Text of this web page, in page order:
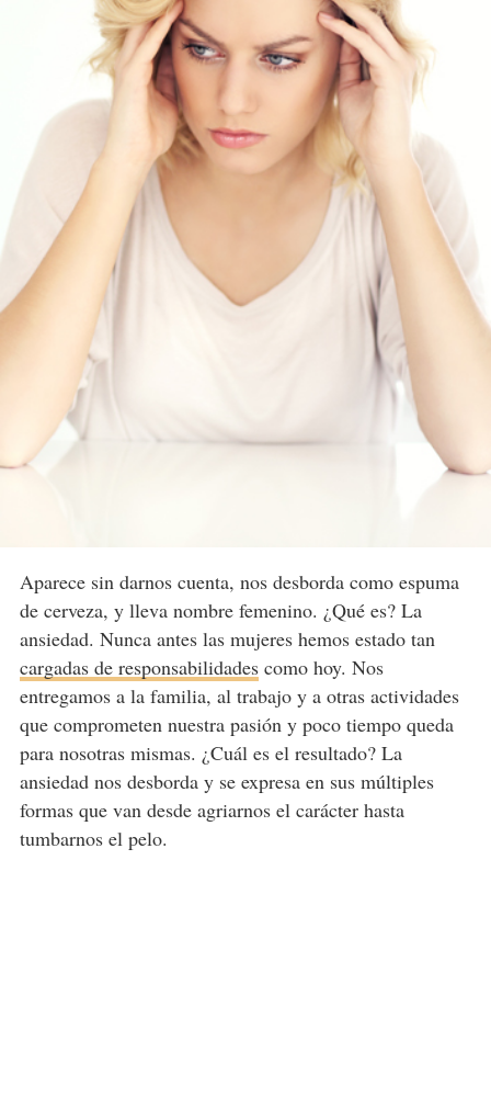
Aparece sin darnos cuenta, nos desborda como espuma
de cerveza, y lleva nombre femenino. ¿Qué es? La
ansiedad. Nunca antes las mujeres hemos estado tan
cargadas de responsabilidadescomo hoy. Nos
entregamos a la familia, al trabajo y a otras actividades
que comprometen nuestra pasión y poco tiempo queda
para nosotras mismas. ¿Cuál es el resultado? La
ansiedad nos desborda y se expresa en sus múltiples
formas que van desde agriarnos el carácter hasta
tumbarnos el pelo.